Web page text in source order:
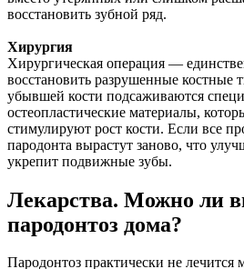
восстановить зубной ряд.
Хирургия
Хирургическая операция —
восстановить разрушенные костные
убывшей кости подсаживаются
остеопластические материалы,
стимулируют рост кости. Если все
пародонта вырастут заново, что
укрепит подвижные зубы.
Лекарства. Можно ли
пародонтоз дома?
Пародонтоз практически не лечится